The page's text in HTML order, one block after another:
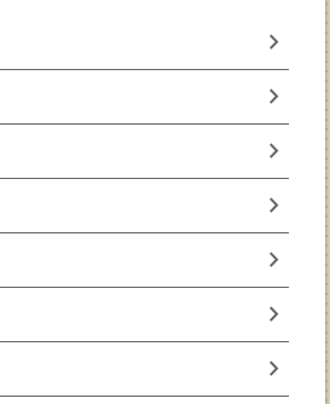
chevron_right
chevron_right
chevron_right
chevron_right
chevron_right
chevron_right
chevron_right